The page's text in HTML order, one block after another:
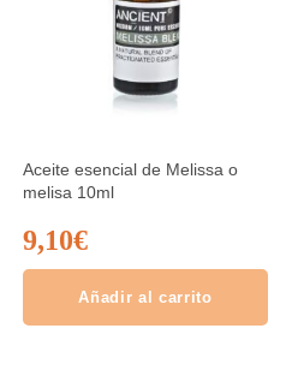
Aceite esencial de Melissa o
melisa 10ml
9,10€
Añadir al carrito